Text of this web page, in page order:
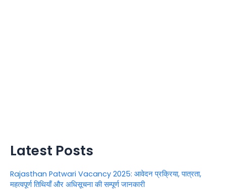
Latest Posts
Rajasthan Patwari Vacancy 2025: आवेदन प्रक्रिया, पात्रता,
महत्वपूर्ण तिथियाँ और अधिसूचना की सम्पूर्ण जानकारी